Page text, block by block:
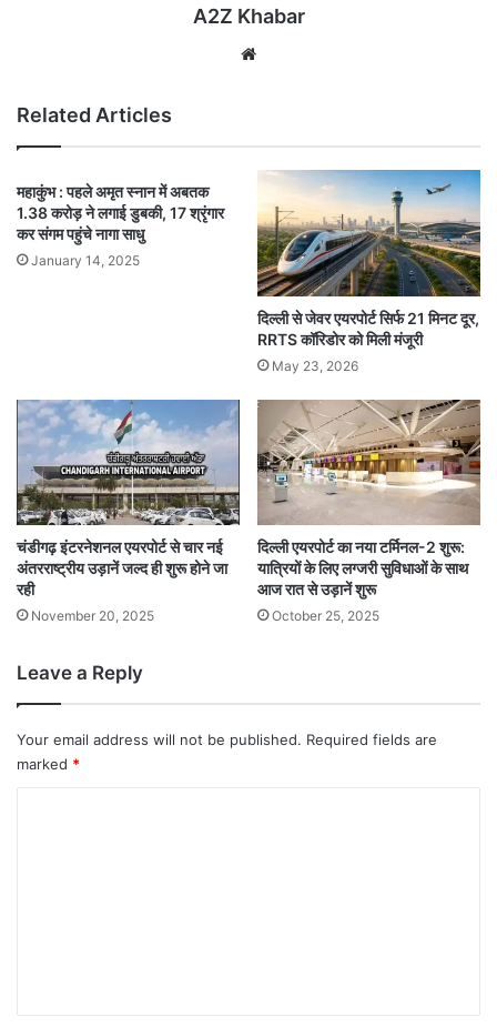
A2Z Khabar
Related Articles
महाकुंभ : पहले अमृत स्नान में अबतक
1.38 करोड़ ने लगाई डुबकी, 17 श्रृंगार
कर संगम पहुंचे नागा साधु
January 14, 2025
दिल्ली से जेवर एयरपोर्ट सिर्फ 21 मिनट दूर,
RRTS कॉरिडोर को मिली मंजूरी
May 23, 2026
चंडीगढ़ इंटरनेशनल एयरपोर्ट से चार नई
अंतरराष्ट्रीय उड़ानें जल्द ही शुरू होने जा
रही
November 20, 2025
दिल्ली एयरपोर्ट का नया टर्मिनल-2 शुरू:
यात्रियों के लिए लग्जरी सुविधाओं के साथ
आज रात से उड़ानें शुरू
October 25, 2025
Leave a Reply
Your email address will not be published. Required fields are
marked *